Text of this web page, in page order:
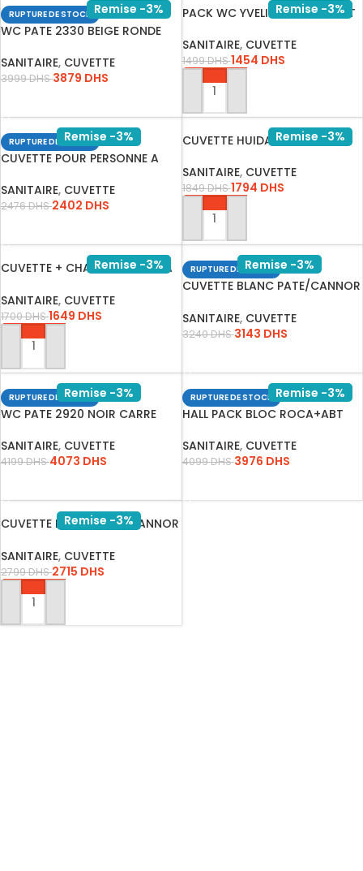
Remise -3%
RUPTURE DE STOCK
WC PATE 2330 BEIGE RONDE
SANITAIRE, CUVETTE
3999DHS 3879 DHS
Remise -3%
PACK WC YVELINE SH COMPLET
SANITAIRE, CUVETTE
1499DHS1454 DHS
AJOUTER AU PANIER
Remise -3%
RUPTURE DE STOCK
CUVETTE POUR PERSONNE A
SANITAIRE, CUVETTE
2476DHS 2402 DHS
Remise -3%
CUVETTE HUIDA BLANC 201
SANITAIRE, CUVETTE
1849DHS1794 DHS
AJOUTER AU PANIER
Remise -3%
CUVETTE + CHASSE HDC201AA
SANITAIRE, CUVETTE
1700DHS1649 DHS
AJOUTER AU PANIER
Remise -3%
RUPTURE DE STOCK
CUVETTE BLANC PATE/CANNOR
SANITAIRE, CUVETTE
3240DHS3143 DHS
Remise -3%
RUPTURE DE STOCK
WC PATE 2920 NOIR CARRE
SANITAIRE, CUVETTE
4199DHS 4073 DHS
Remise -3%
RUPTURE DE STOCK
HALL PACK BLOC ROCA+ABT
SANITAIRE, CUVETTE
4099DHS3976 DHS
Remise -3%
CUVETTE BLANC PATE/CANNOR
SANITAIRE, CUVETTE
2799DHS 2715 DHS
AJOUTER AU PANIER